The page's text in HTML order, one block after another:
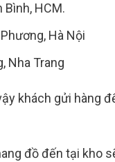
Bình, HCM.
Hà Nội
Nha Trang
khách gửi
đồ đến tại